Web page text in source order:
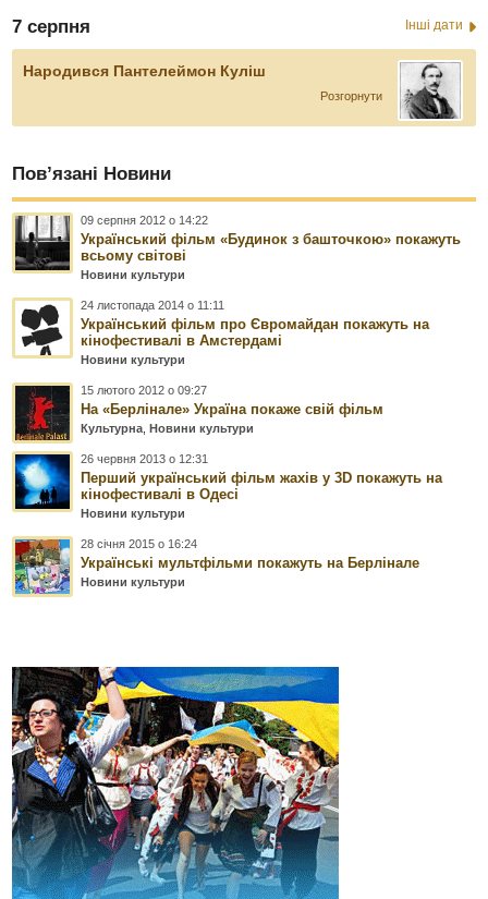
7 серпня Інші дати
Народився Пантелеймон Куліш
Розгорнути
Пов’язані Новини
09 серпня 2012 о 14:22
Український фільм «Будинок з башточкою» покажуть
всьому світові
Новини культури
24 листопада 2014 о 11:11
Український фільм про Євромайдан покажуть на
кінофестивалі в Амстердамі
Новини культури
15 лютого 2012 о 09:27
На «Берлінале» Україна покаже свій фільм
Культурна ,Новини культури
26 червня 2013 о 12:31
Перший український фільм жахів у 3D покажуть на
кінофестивалі в Одесі
Новини культури
28 січня 2015 о 16:24
Українські мультфільми покажуть на Берлінале
Новини культури